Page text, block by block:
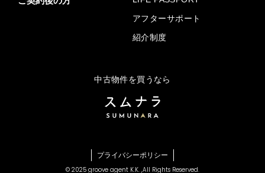
アフターサポート
紹介制度
中古物件を買うなら
プライバシーポリシー
© 2025 groove agent K.K. ,All Rights Reserved.